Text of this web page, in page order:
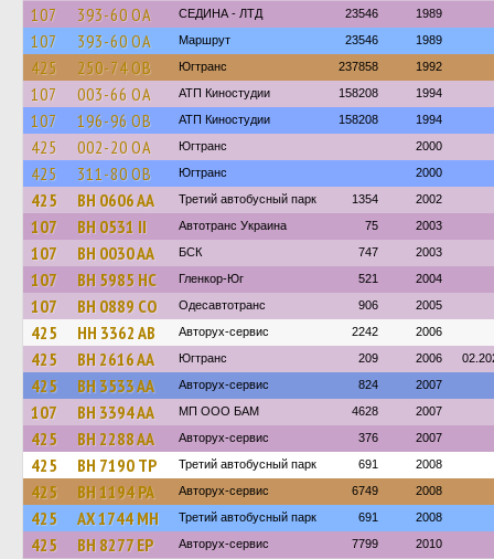
107 393-60 ОА СЕДИНА - ЛТД 23546 1989
107 393-60 ОА Маршрут 23546 1989
425 250-74 ОВ Югтранс 237858 1992
107 003-66 ОА АТП Киностудии 158208 1994
107 196-96 ОВ АТП Киностудии 158208 1994
425 002-20 ОА Югтранс 2000
425 311-80 ОВ Югтранс 2000
425 BH 0606 AA Третий автобусный парк 1354 2002
107 BH 0531 II Автотранс Украина 75 2003
107 BH 0030 AA БСК 747 2003
107 BH 5985 HC Гленкор-Юг 521 2004
107 BH 0889 CO Одесавтотранс 906 2005
425 HH 3362 AB Авторух-сервис 2242 2006
425 BH 2616 AA Югтранс 209 2006
425 BH 3533 AA Авторух-сервис 824 2007
107 BH 3394 AA МП ООО БАМ 4628 2007
425 BH 2288 AA Авторух-сервис 376 2007
425 BH 7190 TP Третий автобусный парк 691 2008
425 BH 1194 PA Авторух-сервис 6749 2008
425 AX 1744 MH Третий автобусный парк 691 2008
425 BH 8277 EP Авторух-сервис 7799 2010